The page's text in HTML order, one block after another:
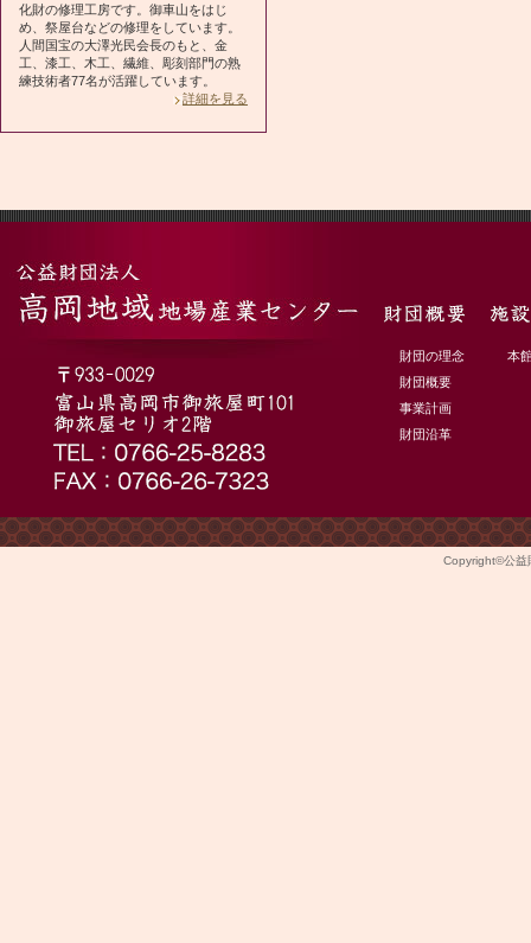
化財の修理工房です。御車山をはじ
め、祭屋台などの修理をしています。
人間国宝の大澤光民会長のもと、金
工、漆工、木工、繊維、彫刻部門の熟
練技術者77名が活躍しています。
詳細を見る
財団の理念
財団概要
事業計画
財団沿革
本
Copyright©公益